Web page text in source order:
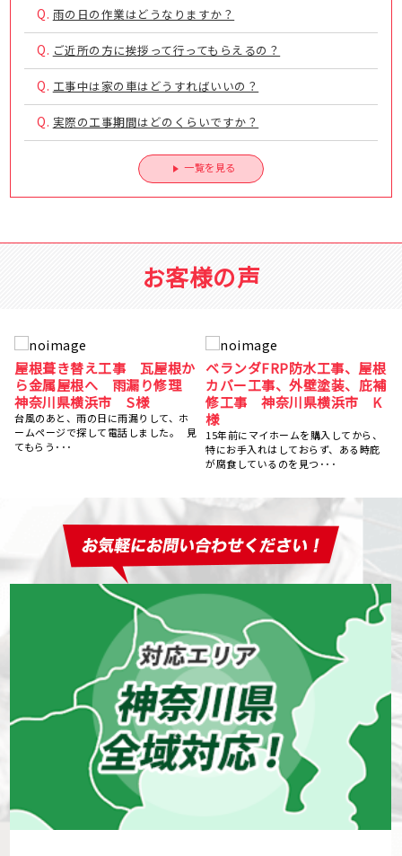
Q. 雨の日の作業はどうなりますか？
Q. ご近所の方に挨拶って行ってもらえるの？
Q. 工事中は家の車はどうすればいいの？
Q. 実際の工事期間はどのくらいですか？
一覧を見る
お客様の声
屋根塗装、棟鈑金交換、外壁
塗装 神奈川県横浜市 N様
5社くらい提案を聞きましたが、ひかり
塗装さんが一番丁寧にご対応ください
ました。 職人さんも、･･･
屋根葺き替え工事 瓦屋根か
ら金属屋根へ 雨漏り修理
神奈川県横浜市 S様
台風のあと、雨の日に雨漏りして、ホ
ームページで探して電話しました。 見
てもらう･･･